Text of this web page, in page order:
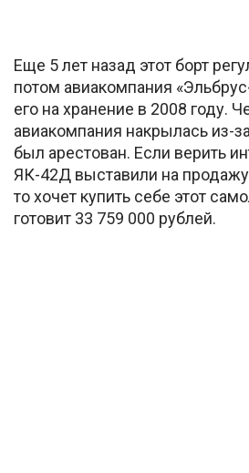
Еще 5 лет назад этот борт
потом авиакомпания
его на хранение в 2008 году.
авиакомпания накрылась из-
был арестован. Если верить
ЯК-42Д выставили на
то хочет купить себе этот
готовит 33 759 000 рублей.